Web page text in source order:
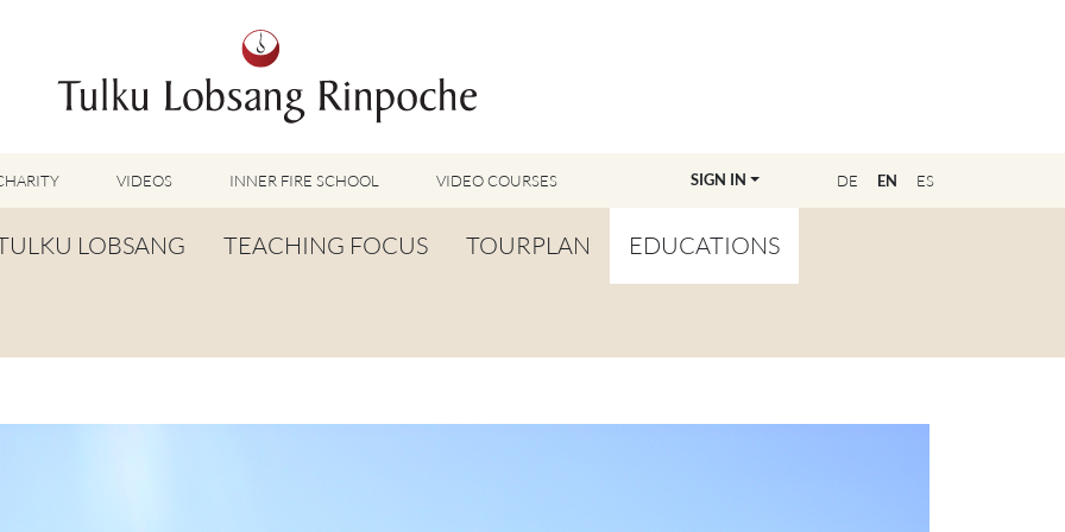
DE EN ES
SIGN IN
VIDEOS
TUMMO VIDEOS
INNER FIRE SCHOOL VIDEO COURSES
LOBSANG
LIFE PRAYER
TEACHING FOCUS
LU JONG
TOURPLAN EDUCATIONS
BECOME A TEACHER